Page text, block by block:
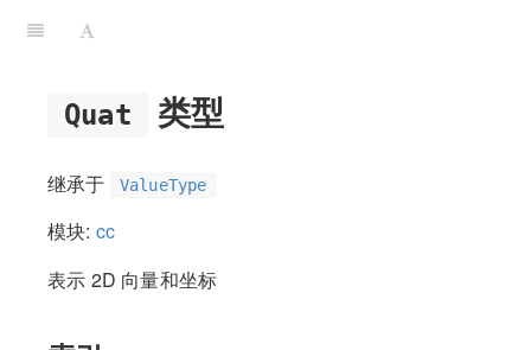
Quat 类型
继承于 ValueType
模块: cc
表示 2D 向量和坐标